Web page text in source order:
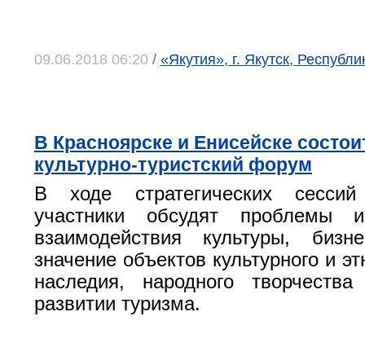
09.06.2018 06:20 / «Якутия», г. Якутск,
В Красноярске и Енисейске
культурно-туристский форум
В ходе стратегических
участники обсудят проблемы
взаимодействия культуры,
значение объектов культурного и
наследия, народного
развитии туризма.